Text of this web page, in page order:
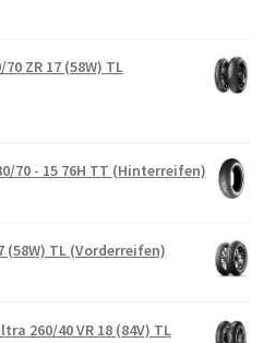
ZR 17 (58W) TL
70 - 15 76H TT (Hinterreifen)
(58W) TL (Vorderreifen)
260/40 VR 18 (84V) TL